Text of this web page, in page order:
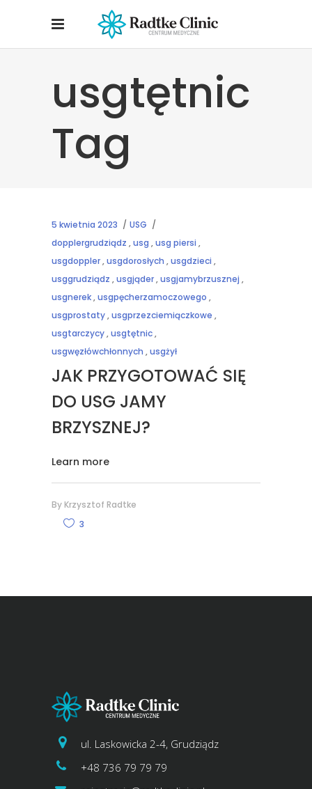
usgtętnic
Tag
5 kwietnia 2023
USG
dopplergrudziądz ,usg ,usg piersi ,
usgdoppler,usgdorosłych ,usgdzieci ,
usggrudziądz ,usgjąder,usgjamybrzusznej ,
usgnerek,usgpęcherzamoczowego ,
usgprostaty,usgprzezciemiączkowe ,
usgtarczycy,usgtętnic,
usgwęzłówchłonnych ,usgżył
JAK PRZYGOTOWAĆ SIĘ
DO USG JAMY
BRZYSZNEJ?
Learn more
By Krzysztof Radtke
3
ul. Laskowicka 2-4, Grudziądz
+48 736 79 79 79